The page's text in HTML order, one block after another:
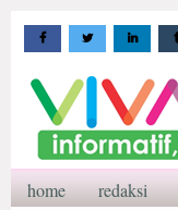
home redaksi